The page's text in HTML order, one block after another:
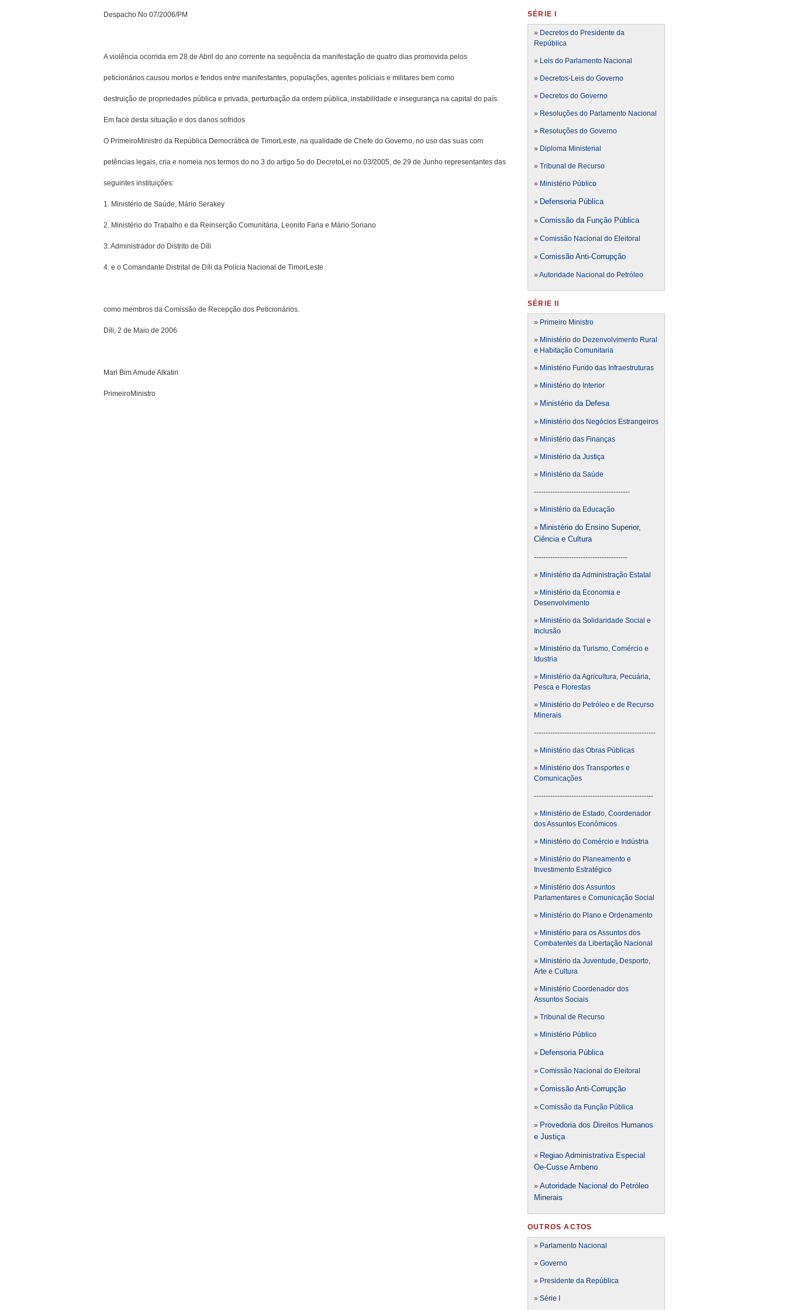
Despacho No 07/2006/PM
A violência ocorrida em 28 de Abril do ano corrente na sequên­cia da manifestação de quatro dias promovida pelos
peticio­nários causou mortos e feridos entre manifestantes, popula­ções, agentes policiais e militares bem como
destruição de propriedades pública e privada, perturbação da ordem pública, instabilidade e insegurança na capital do país.
Em face desta situação e dos danos sofridos
O Primeiro­Ministro da República Democrática de Timor­Leste, na qualidade de Chefe do Governo, no uso das suas com­
petências legais, cria e nomeia nos termos do no 3 do artigo 5o do Decreto­Lei no 03/2005, de 29 de Junho representantes das
seguintes instituições:
1. Ministério de Saúde, Mário Serakey
2. Ministério do Trabalho e da Reinserção Comunitária, Leonito Faria e Mário Soriano
3. Administrador do Distrito de Díli
4. e o Comandante Distrital de Díli da Polícia Nacional de Ti­mor­Leste
como membros da Comissão de Recepção dos Peticionários.
Díli, 2 de Maio de 2006
Mari Bim Amude Alkatiri
Primeiro­Ministro
SÉRIE I
» Decretos do Presidente da
República
» Leis do Parlamento Nacional
» Decretos-Leis do Governo
» Decretos do Governo
» Resoluções do Parlamento Nacional
» Resoluções do Governo
» Diploma Ministerial
» Tribunal de Recurso
» Ministério Público
» Defensoria Pública
» Comissão da Função Pública
» Comissão Nacional do Eleitoral
» Comissão Anti-Corrupção
» Autoridade Nacional do Petróleo
SÉRIE II
» Primeiro Ministro
» Ministério do Dezenvolvimento Rural
e Habitação Comunitaria
» Ministério Fundo das Infraestruturas
» Ministério do Interior
» Ministério da Defesa
» Ministério dos Negócios Estrangeiros
» Ministério das Finanças
» Ministério da Justiça
» Ministério da Saúde
-----------------------------------------
» Ministério da Educação
» Ministério do Ensino Superior,
Ciência e Cultura
----------------------------------------
» Ministério da Administração Estatal
» Ministério da Economia e
Desenvolvimento
» Ministério da Solidaridade Social e
Inclusão
» Ministério da Turismo, Comércio e
Idustria
» Ministério da Agricultura, Pecuária,
Pesca e Florestas
» Ministério do Petróleo e de Recurso
Minerais
----------------------------------------------------
» Ministério das Obras Públicas
» Ministério dos Transportes e
Comunicações
---------------------------------------------------
» Ministério de Estado, Coordenador
dos Assuntos Econômicos
» Ministério do Comércio e Indústria
» Ministério do Planeamento e
Investimento Estratégico
» Ministério dos Assuntos
Parlamentares e Comunicação Social
» Ministério do Plano e Ordenamento
» Ministério para os Assuntos dos
Combatentes da Libertação Nacional
» Ministério da Juventude, Desporto,
Arte e Cultura
» Ministério Coordenador dos
Assuntos Sociais
» Tribunal de Recurso
» Ministério Público
» Defensoria Pública
» Comissão Nacional do Eleitoral
» Comissão Anti-Corrupção
» Comissão da Função Pública
» Provedoria dos Direitos Humanos
e Justiça
» Regiao Administrativa Especial
Oe-Cusse Ambeno
» Autoridade Nacional do Petróleo
Minerais
OUTROS ACTOS
» Parlamento Nacional
» Governo
» Presidente da República
» Série I